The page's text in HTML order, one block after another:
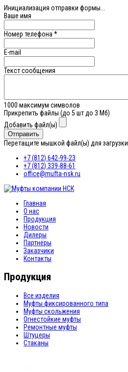
Инициализация отправки формы...
Ваше имя
Номер телефона *
E-mail
Текст сообщения
1000 максимум символов
Прикрепить файлы (до 5 шт до 3 Мб)
Добавить файл(ы)
Отправить
Перетащите мышкой файл(ы) для загрузки
+7 (812) 642-99-23
+7 (812) 339-88-61
office@mufta-nsk.ru
Главная
О нас
Продукция
Новости
Дилеры
Партнёры
Заказчики
Контакты
Продукция
Все изделия
Муфты фиксированного типа
Муфты скольжения
Огнестойкие муфты
Ремонтные муфты
Штуцеры
Стаканы